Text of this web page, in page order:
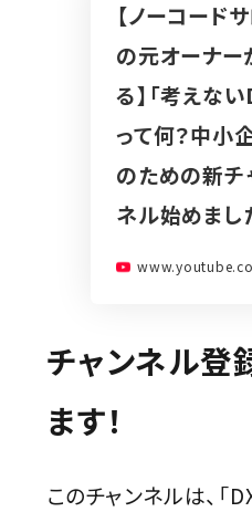
【ノーコード
の元オーナー
る】「考えない
って何？中小
のための新チ
ネル始めまし
チャンネル登
ます！
このチャンネルは、「